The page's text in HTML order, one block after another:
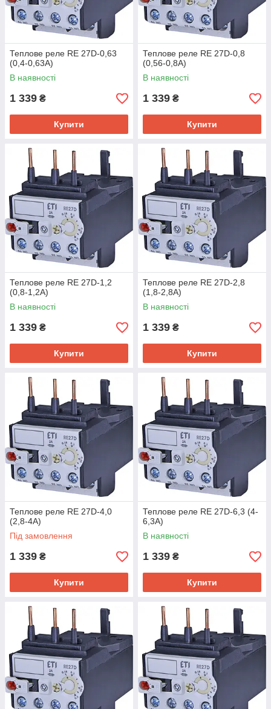
Теплове реле RE 27D-0,63
(0,4-0,63A)
В наявності
1 339 ₴
Купити
Теплове реле RE 27D-0,8
(0,56-0,8A)
В наявності
1 339 ₴
Купити
Теплове реле RE 27D-1,2
(0,8-1,2A)
В наявності
1 339 ₴
Купити
Теплове реле RE 27D-2,8
(1,8-2,8A)
В наявності
1 339 ₴
Купити
Теплове реле RE 27D-4,0
(2,8-4A)
Під замовлення
1 339 ₴
Купити
Теплове реле RE 27D-6,3 (4-
6,3A)
В наявності
1 339 ₴
Купити